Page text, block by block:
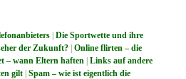
|Die Sportwette und ihre
der Zukunft? |Online flirten – die
– wann Eltern haften |Links auf andere
gilt |Spam – wie ist eigentlich die